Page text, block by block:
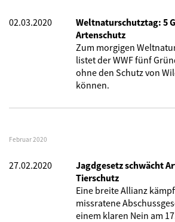
02.03.2020
Weltnaturschutztag: 5
Artenschutz
Zum morgigen
listet der WWF fünf
ohne den Schutz von
können.
Februar 2020
27.02.2020
Jagdgesetz schwächt
Tierschutz
Eine breite Allianz
missratene
einem klaren Nein am